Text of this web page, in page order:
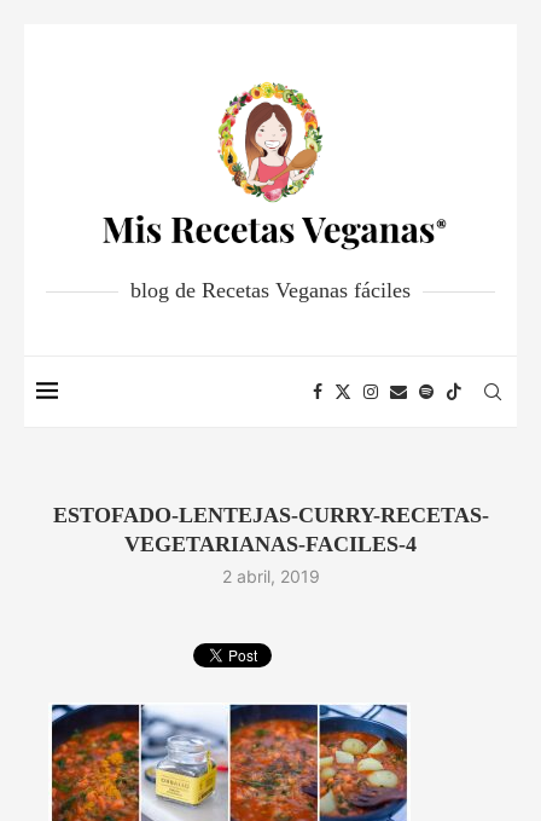
blog de Recetas Veganas fáciles
ESTOFADO-LENTEJAS-CURRY-RECETAS-
VEGETARIANAS-FACILES-4
2 abril, 2019